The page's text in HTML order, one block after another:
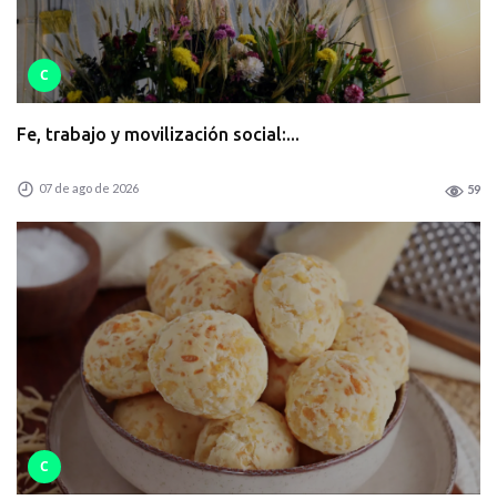
C
Fe, trabajo y movilización social:...
07 de ago de 2026 59
C